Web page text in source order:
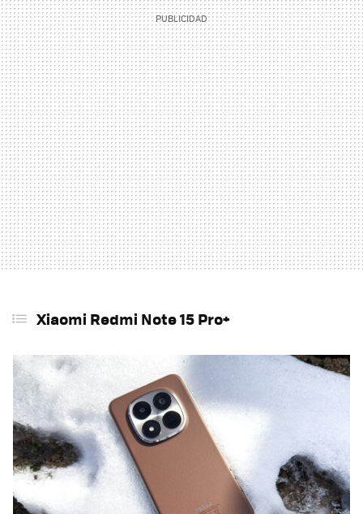
Xiaomi Redmi Note 15 Pro+